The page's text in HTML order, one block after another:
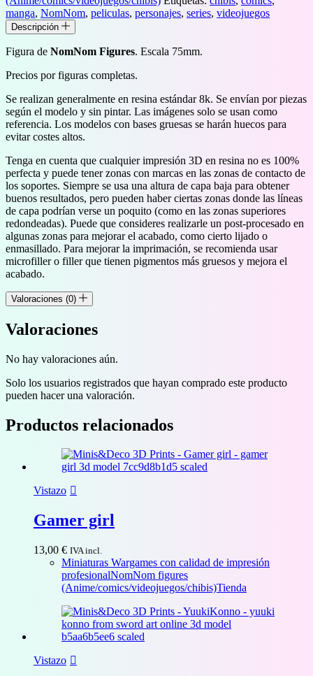
–
Dandadan
cantidad
manga, NomNom, peliculas, personajes, series, videojuegos
Descripción
Figura de NomNom Figures. Escala 75mm.
Precios por figuras completas.
Se realizan generalmente en resina estándar 8k. Se envían por piezas
según el modelo y sin pintar. Las imágenes solo se usan como
referencia. Los modelos con bases gruesas se harán huecos para
evitar costes altos.
Tenga en cuenta que cualquier impresión 3D en resina no es 100%
perfecta y puede tener zonas con marcas en las zonas de contacto de
los soportes. Siempre se usa una altura de capa baja para obtener
buenos resultados, pero pueden haber ciertas zonas donde las líneas
de capa podrían verse un poquito (como en las zonas superiores
redondeadas). Puede que consideres realizarle un post-procesado en
algunas zonas para mejorar el acabado, como cierto lijado o
enmasillado. Para mejorar la imprimación, se recomienda usar
microfiller o filler que tienen pigmentos más gruesos y mejora el
acabado.
Valoraciones (0)
Valoraciones
No hay valoraciones aún.
Solo los usuarios registrados que hayan comprado este producto
pueden hacer una valoración.
Productos relacionados
Vistazo
Gamer girl
13,00 € IVA incl.
Miniaturas Wargames con calidad de impresión
profesionalNomNom figures
(Anime/comics/videojuegos/chibis)Tienda
Vistazo